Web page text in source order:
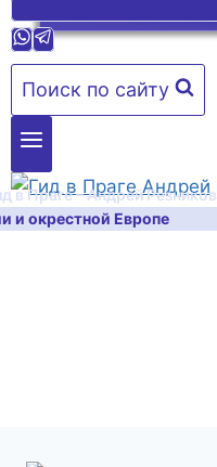
Поиск по сайту
в Праге – Андрей Резников
и окрестной Европе